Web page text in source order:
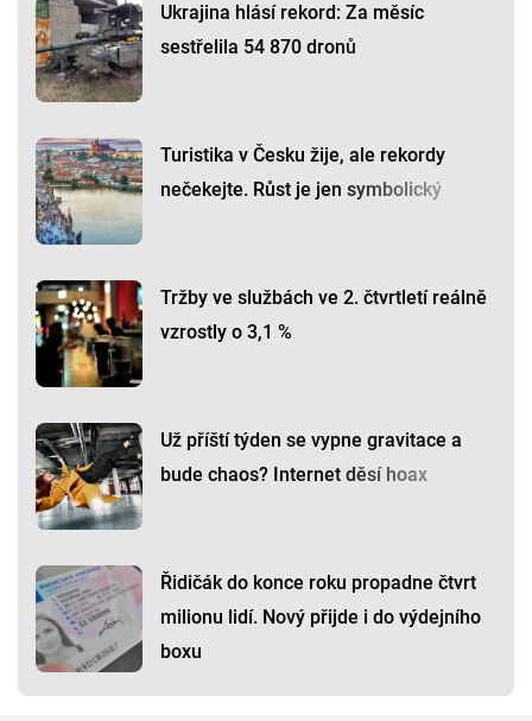
Ukrajina hlásí rekord: Za měsíc
sestřelila 54 870 dronů
Turistika v Česku žije, ale rekordy
nečekejte. Růst je jen symbolický
Tržby ve službách ve 2. čtvrtletí reálně
vzrostly o 3,1 %
Už příští týden se vypne gravitace a
bude chaos? Internet děsí hoax
Řidičák do konce roku propadne čtvrt
milionu lidí. Nový přijde i do výdejního
boxu